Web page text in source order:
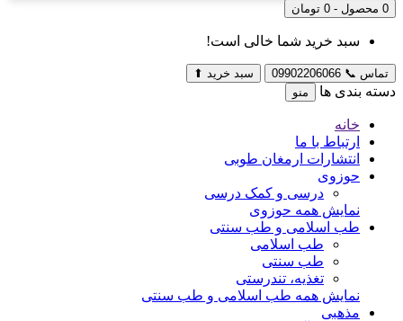
0 محصول - 0 تومان
سبد خرید شما خالی است!
تماس 📞
09902206066 سبد خرید ⬆
دسته بندی ها منو
خانه
ارتباط با ما
انتشارات ارمغان طوبی
حوزوی
درسی و کمک درسی
نمایش همه حوزوی
طب اسلامی و طب سنتی
طب اسلامی
طب سنتی
تغذیه، تندرستی
نمایش همه طب اسلامی و طب سنتی
مذهبی